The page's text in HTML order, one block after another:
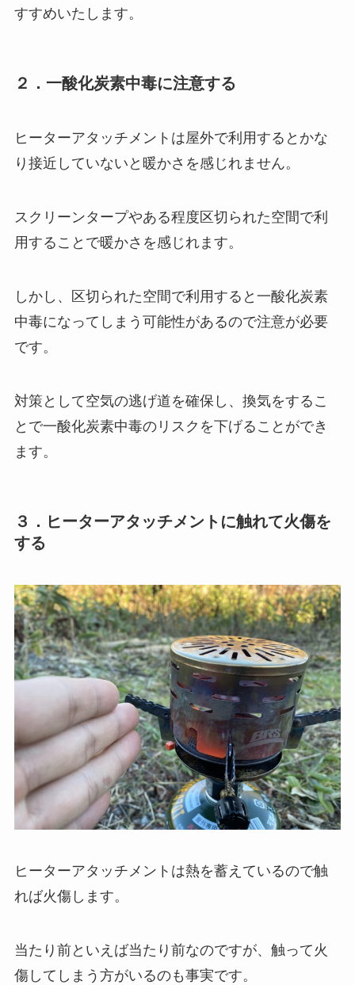
すすめいたします。
２．一酸化炭素中毒に注意する
ヒーターアタッチメントは屋外で利用するとかな
り接近していないと暖かさを感じれません。
スクリーンタープやある程度区切られた空間で利
用することで暖かさを感じれます。
しかし、区切られた空間で利用すると一酸化炭素
中毒になってしまう可能性があるので注意が必要
です。
対策として空気の逃げ道を確保し、換気をするこ
とで一酸化炭素中毒のリスクを下げることができ
ます。
３．ヒーターアタッチメントに触れて火傷を
する
ヒーターアタッチメントは熱を蓄えているので触
れば火傷します。
当たり前といえば当たり前なのですが、触って火
傷してしまう方がいるのも事実です。